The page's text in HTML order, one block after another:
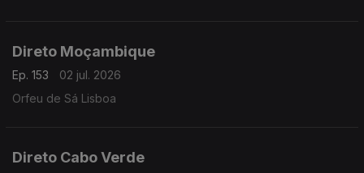
Direto Moçambique
Ep. 153
02 jul. 2026
Orfeu de Sá Lisboa
Direto Cabo Verde